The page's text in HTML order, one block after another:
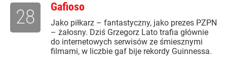
Gafioso
Jako piłkarz – fantastyczny, jako prezes PZPN
– żałosny. Dziś Grzegorz Lato trafia głównie
do internetowych serwisów ze śmiesznymi
filmami, w liczbie gaf bije rekordy Guinnessa.
28